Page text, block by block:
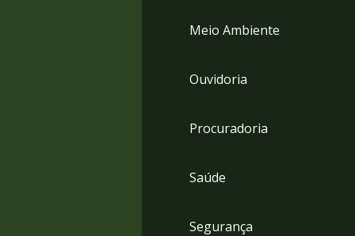
Meio Ambiente
Ouvidoria
Procuradoria
Saúde
Segurança